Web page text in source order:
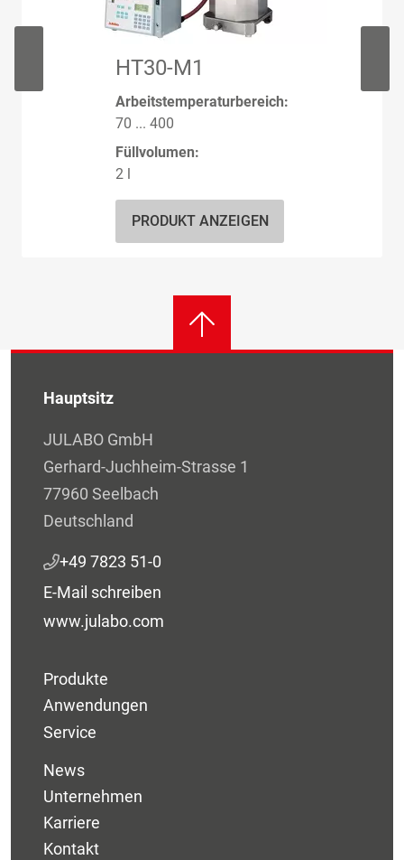
HT30-M1
Arbeitstemperaturbereich:
70 ... 400
Füllvolumen:
2 l
PRODUKT ANZEIGEN
Hauptsitz
JULABO GmbH
Gerhard-Juchheim-Strasse 1
77960 Seelbach
Deutschland
+49 7823 51-0
E-Mail schreiben
www.julabo.com
Produkte
Anwendungen
Service
News
Unternehmen
Karriere
Kontakt